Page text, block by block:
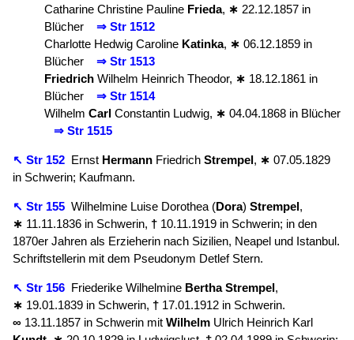
Catharine Christine Pauline Frieda, ∗ 22.12.1857 in
Blücher
⇒ Str 1512
Charlotte Hedwig Caroline Katinka, ∗ 06.12.1859 in
Blücher
⇒ Str 1513
Friedrich Wilhelm Heinrich Theodor, ∗ 18.12.1861 in
Blücher
⇒ Str 1514
Wilhelm Carl Constantin Ludwig, ∗ 04.04.1868 in Blücher
⇒ Str 1515
↖ Str 152 Ernst Hermann Friedrich Strempel, ∗ 07.05.1829
in Schwerin; Kaufmann.
↖ Str 155 Wilhelmine Luise Dorothea (Dora) Strempel,
∗ 11.11.1836 in Schwerin, † 10.11.1919 in Schwerin; in den
1870er Jahren als Erzieherin nach Sizilien, Neapel und Istanbul.
Schriftstellerin mit dem Pseudonym Detlef Stern.
↖ Str 156 Friederike Wilhelmine Bertha Strempel,
∗ 19.01.1839 in Schwerin, † 17.01.1912 in Schwerin.
∞ 13.11.1857 in Schwerin mit Wilhelm Ulrich Heinrich Karl